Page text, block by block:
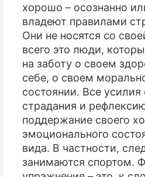
хорошо – осознанно
владеют правилами
Они не носятся со
всего это люди,
на заботу о своем
себе, о своем
состоянии. Все усилия
страдания и
поддержание своего
эмоционального
вида. В частности,
занимаются спортом.